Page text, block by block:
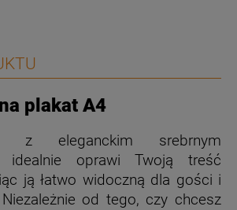
plakat A4
z eleganckim srebrnym
idealnie oprawi Twoją treść
ją łatwo widoczną dla gości i
od tego, czy chcesz